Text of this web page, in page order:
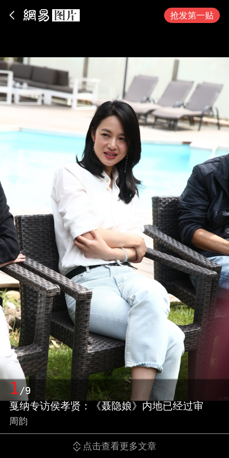
抢发第一贴
1/9
戛纳专访侯孝贤：《聂隐娘》内地已经过审
周韵
点击查看更多文章